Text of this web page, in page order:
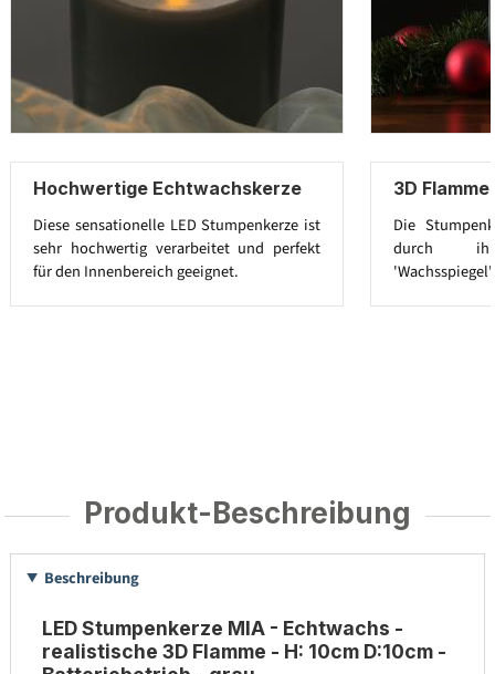
Hochwertige Echtwachskerze
Diese sensationelle LED Stumpenkerze ist
sehr hochwertig verarbeitet und perfekt
für den Innenbereich geeignet.
3D
Die
durch
Produkt-Beschreibung
Beschreibung
LED Stumpenkerze MIA - Echtwachs -
realistische 3D Flamme - H: 10cm D:10cm -